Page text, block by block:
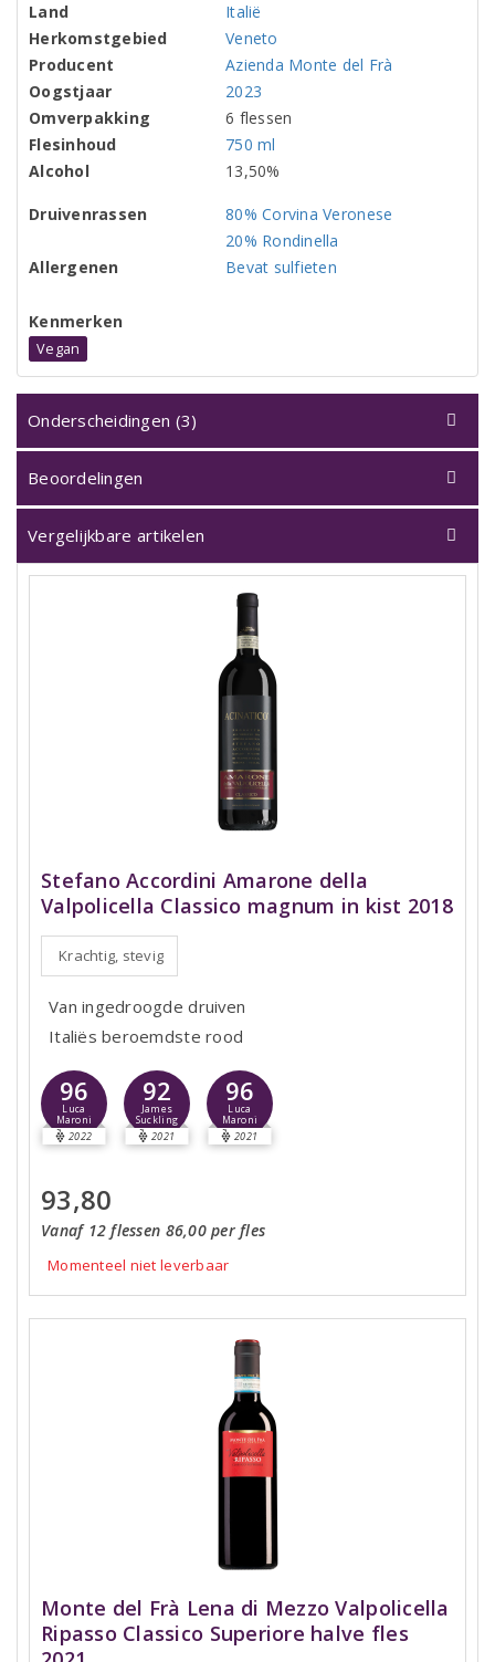
Land
Italië
Herkomstgebied
Veneto
Producent
Azienda Monte del Frà
Oogstjaar
2023
Omverpakking
6 flessen
Flesinhoud
750 ml
Alcohol
13,50%
Druivenrassen
80% Corvina Veronese
20% Rondinella
Allergenen
Bevat sulfieten
Kenmerken
Vegan
Onderscheidingen (3)
Beoordelingen
Vergelijkbare artikelen
Stefano Accordini Amarone della
Valpolicella Classico magnum in kist 2018
Krachtig, stevig
Van ingedroogde druiven
Italiës beroemdste rood
96
Luca
Maroni
2022
92
James
Suckling
2021
96
Luca
Maroni
2021
93,80
Vanaf 12 flessen 86,00 per fles
Momenteel niet leverbaar
Monte del Frà Lena di Mezzo Valpolicella
Ripasso Classico Superiore halve fles